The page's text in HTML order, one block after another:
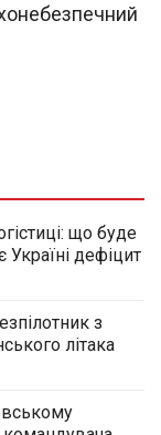
що буде
Україні дефіцит
з
літака